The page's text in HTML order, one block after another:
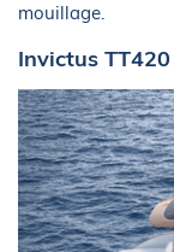
mouillage.
Invictus TT420